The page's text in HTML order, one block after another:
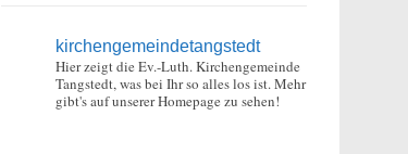
kirchengemeindetangstedt
Hier zeigt die Ev.-Luth. Kirchengemeinde
Tangstedt, was bei Ihr so alles los ist.Mehr
gibt's auf unserer Homepage zu sehen!